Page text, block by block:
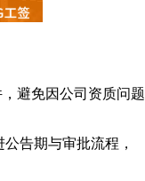
避免因公司资质问题
告期与审批流程，